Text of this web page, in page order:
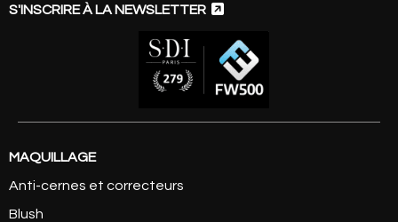
S'INSCRIRE À LA NEWSLETTER 
MAQUILLAGE
Anti-cernes et correcteurs
Blush